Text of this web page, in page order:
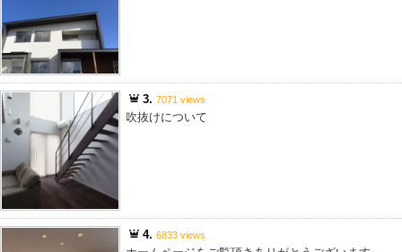
3. 7071 views
吹抜けについて
4. 6833 views